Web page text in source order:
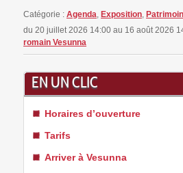
Catégorie :Agenda, Exposition,
du 20 juillet 2026 14:00 au 16 août 2026
romain Vesunna
EN UN CLIC
Horaires d’ouverture
Tarifs
Arriver à Vesunna